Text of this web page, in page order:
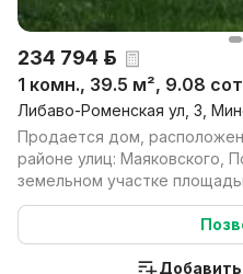
234 794 р.
1 комн., 39.5 м², 9.08
Либаво-Роменская ул, 3,
Продается дом,
районе улиц: Маяковского,
земельном участке
в...